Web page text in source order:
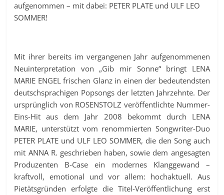
aufgenommen – mit dabei: PETER PLATE und ULF LEO
SOMMER!
Mit ihrer bereits im vergangenen Jahr aufgenommenen
Neuinterpretation von „Gib mir Sonne“ bringt LENA
MARIE ENGEL frischen Glanz in einen der bedeutendsten
deutschsprachigen Popsongs der letzten Jahrzehnte. Der
ursprünglich von ROSENSTOLZ veröffentlichte Nummer-
Eins-Hit aus dem Jahr 2008 bekommt durch LENA
MARIE, unterstützt vom renommierten Songwriter-Duo
PETER PLATE und ULF LEO SOMMER, die den Song auch
mit ANNA R. geschrieben haben, sowie dem angesagten
Produzenten B-Case ein modernes Klanggewand –
kraftvoll, emotional und vor allem: hochaktuell. Aus
Pietätsgründen erfolgte die Titel-Veröffentlichung erst